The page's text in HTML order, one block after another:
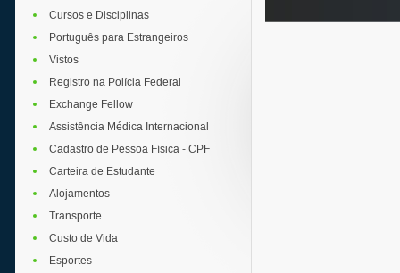
Cursos e Disciplinas
Português para Estrangeiros
Vistos
Registro na Polícia Federal
Exchange Fellow
Assistência Médica Internacional
Cadastro de Pessoa Física - CPF
Carteira de Estudante
Alojamentos
Transporte
Custo de Vida
Esportes